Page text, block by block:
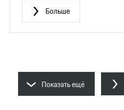
Больше
Показать ещё